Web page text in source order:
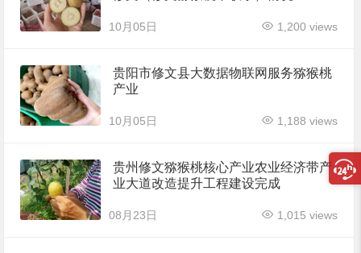
10月05日 1,200 views
贵阳市修文县大数据物联网服务猕猴桃
产业
10月05日 1,188 views
贵州修文猕猴桃核心产业农业经济带产
业大道改造提升工程建设完成
08月23日 1,015 views